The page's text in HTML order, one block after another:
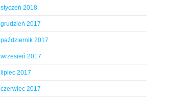
styczeń 2018
grudzień 2017
październik 2017
wrzesień 2017
lipiec 2017
czerwiec 2017